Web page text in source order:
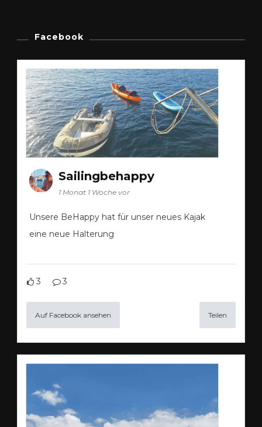
Facebook
Sailingbehappy
1 Monat 1 Woche vor
Unsere BeHappy hat für unser neues Kajak
eine neue Halterung
3 3
Auf Facebook ansehen Teilen